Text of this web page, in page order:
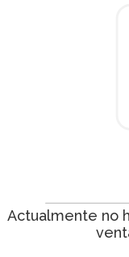
Actualmente no